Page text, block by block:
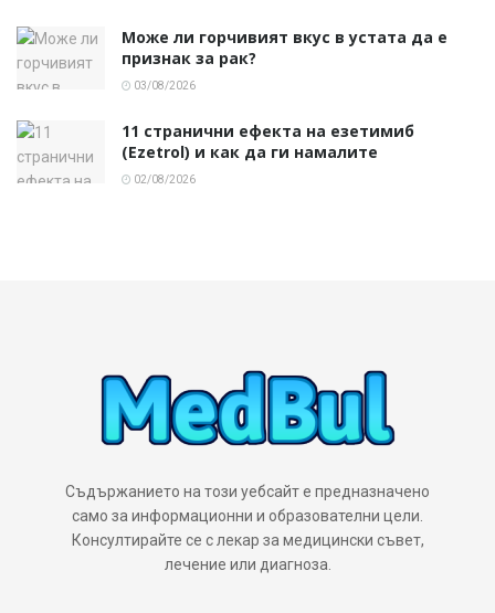
Може ли горчивият вкус в устата да е
признак за рак?
03/08/2026
11 странични ефекта на езетимиб
(Ezetrol) и как да ги намалите
02/08/2026
Съдържанието на този уебсайт е предназначено
само за информационни и образователни цели.
Консултирайте се с лекар за медицински съвет,
лечение или диагноза.